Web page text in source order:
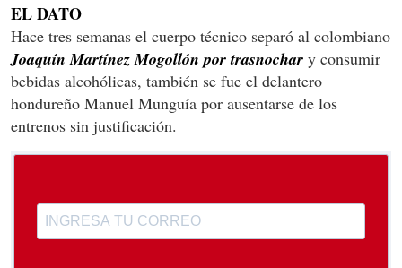
EL DATO
Hace tres semanas el cuerpo técnico separó al colombiano
Joaquín Martínez Mogollón por trasnochar y consumir
bebidas alcohólicas, también se fue el delantero
hondureño Manuel Munguía por ausentarse de los
entrenos sin justificación.